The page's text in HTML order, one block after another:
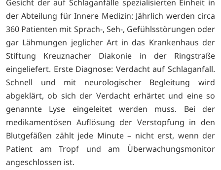
Gesicht der auf Schlaganfälle spezialisierten Einheit in
der Abteilung für Innere Medizin: Jährlich werden circa
360 Patienten mit Sprach-, Seh-, Gefühlsstörungen oder
gar Lähmungen jeglicher Art in das Krankenhaus der
Stiftung Kreuznacher Diakonie in der Ringstraße
eingeliefert. Erste Diagnose: Verdacht auf Schlaganfall.
Schnell und mit neurologischer Begleitung wird
abgeklärt, ob sich der Verdacht erhärtet und eine so
genannte Lyse eingeleitet werden muss. Bei der
medikamentösen Auflösung der Verstopfung in den
Blutgefäßen zählt jede Minute – nicht erst, wenn der
Patient am Tropf und am Überwachungsmonitor
angeschlossen ist.